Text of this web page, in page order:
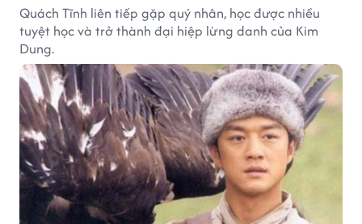
Quách Tĩnh liên tiếp gặp quý nhân, học được nhiều
tuyệt học và trở thành đại hiệp lừng danh của Kim
Dung.